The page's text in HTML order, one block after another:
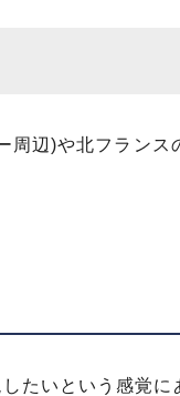
周辺)や北フランス
たいという感覚に